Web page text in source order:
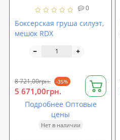
0
Боксерская груша силуэт,
мешок RDX
8 721,00грн. -35%
5 671,00грн.
Подробнее Оптовые
цены
Нет в наличии